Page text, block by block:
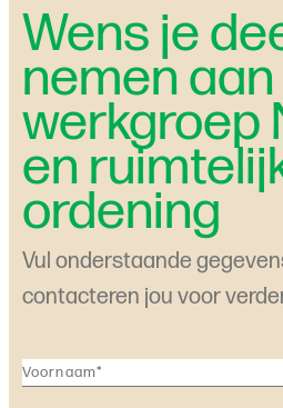
Wens je
nemen
werkgroep
en
ordening
Vul onderstaande
contacteren jou voor